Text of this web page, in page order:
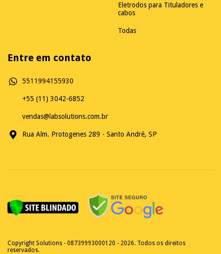
Eletrodos para Tituladores e
cabos
Todas
Entre em contato
5511994155930
+55 (11) 3042-6852
vendas@labsolutions.com.br
Rua Alm. Protogenes 289 - Santo André, SP
Copyright Solutions - 08739993000120 - 2026. Todos os direitos
reservados.